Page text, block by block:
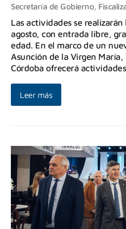
Secretaría de Gobierno,
Las actividades se realizarán
agosto, con entrada libre,
edad. En el marco de un
Asunción de la Virgen
Córdoba ofrecerá
Leer más